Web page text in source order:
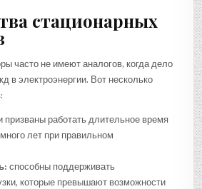
стационарных
часто не имеют аналогов, когда дело
в электроэнергии. Вот несколько
призваны работать длительное время
лет при правильном
способны поддерживать
которые превышают возможности